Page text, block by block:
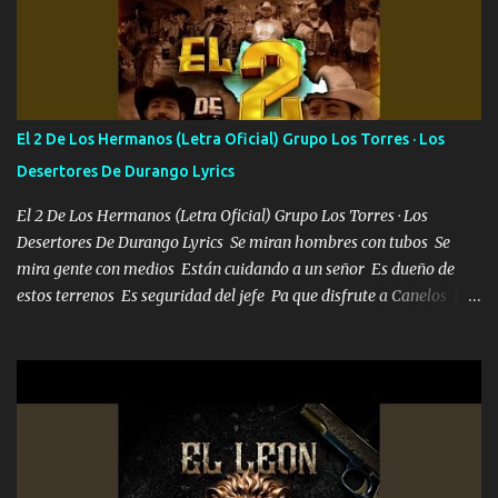
verme en las revistas Ya pasé Italia Japón Madrid Milán y también
Francia ropa de 100.000 bolas Louis vuitton es mi fragancia
repleta de presidentes la bolsa estoy en mi pic si no se han dado
cuenta chequeen gráficas del kitch
El 2 De Los Hermanos (Letra Oficial) Grupo Los Torres · Los
Desertores De Durango Lyrics
El 2 De Los Hermanos (Letra Oficial) Grupo Los Torres · Los
Desertores De Durango Lyrics Se miran hombres con tubos Se
mira gente con medios Están cuidando a un señor Es dueño de
estos terrenos Es seguridad del jefe Pa que disfrute a Canelos Es
ni tampoco las mujeres porque es platica de grandes por eso hay
que estar alegres doy las instrucciones para atender los deberes
Música Si es que salta algún problema de confianza tengo gente
ahí está el Hombre Cuarenta y también Pariente 7 arreglan